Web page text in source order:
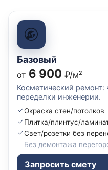
Базовый
от 6 900 ₽/м²
Косметический
переделки инженерии.
Окраска стен/потолков
Плитка/плинтус/
Свет/розетки без
Без демонтажа
Запросить смету